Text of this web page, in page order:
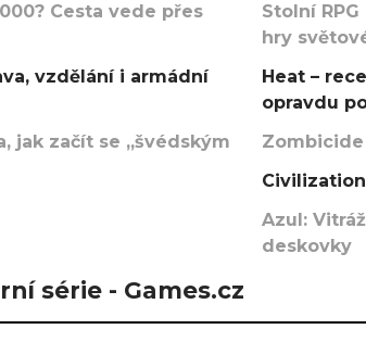
Cesta vede přes
vzdělání i armádní
jak začít se „švédským
Stolní
hry
Heat –
opravdu
Azul:
deskovky
série - Games.cz